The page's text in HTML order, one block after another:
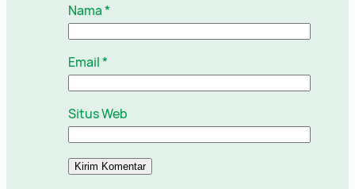
Nama*
Email*
Situs Web